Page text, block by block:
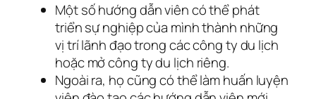
Một số hướng dẫn viên có thể phát
triển sự nghiệp của mình thành những
vị trí lãnh đạo trong các công ty du lịch
hoặc mở công ty du lịch riêng.
Ngoài ra, họ cũng có thể làm huấn luyện